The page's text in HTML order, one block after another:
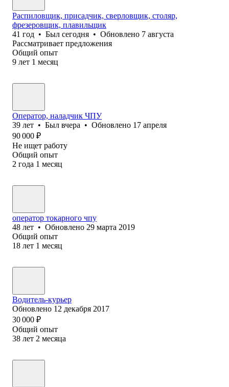
Распиловщик, присадчик, сверловщик, столяр,
фрезеровщик, плавильщик
41 год • Был сегодня • Обновлено 7 августа
Рассматривает предложения
Общий опыт
9 лет 1 месяц
Оператор, наладчик ЧПУ
39 лет • Был вчера • Обновлено 17 апреля
90 000 ₽
Не ищет работу
Общий опыт
2 года 1 месяц
оператор токарного чпу
48 лет • Обновлено 29 марта 2019
Общий опыт
18 лет 1 месяц
Водитель-курьер
Обновлено 12 декабря 2017
30 000 ₽
Общий опыт
38 лет 2 месяца